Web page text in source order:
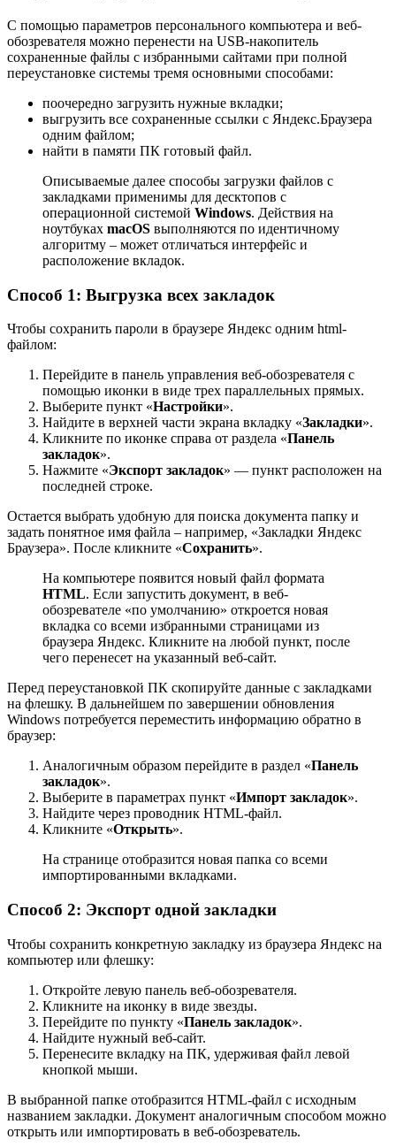
С помощью параметров персонального компьютера и веб-
обозревателя можно перенести на USB-накопитель
сохраненные файлы с избранными сайтами при полной
переустановке системы тремя основными способами:
поочередно загрузить нужные вкладки;
выгрузить все сохраненные ссылки с Яндекс.Браузера
одним файлом;
найти в памяти ПК готовый файл.
Описываемые далее способы загрузки файлов с
закладками применимы для десктопов с
операционной системой Windows. Действия на
ноутбуках macOS выполняются по идентичному
алгоритму – может отличаться интерфейс и
расположение вкладок.
Способ 1: Выгрузка всех закладок
Чтобы сохранить пароли в браузере Яндекс одним html-
файлом:
Перейдите в панель управления веб-обозревателя с
помощью иконки в виде трех параллельных прямых.
Выберите пункт «Настройки».
Найдите в верхней части экрана вкладку «Закладки».
Кликните по иконке справа от раздела «Панель
закладок».
Нажмите «Экспорт закладок» — пункт расположен на
последней строке.
Остается выбрать удобную для поиска документа папку и
задать понятное имя файла – например, «Закладки Яндекс
Браузера». После кликните «Сохранить».
На компьютере появится новый файл формата
HTML. Если запустить документ, в веб-
обозревателе «по умолчанию» откроется новая
вкладка со всеми избранными страницами из
браузера Яндекс. Кликните на любой пункт, после
чего перенесет на указанный веб-сайт.
Перед переустановкой ПК скопируйте данные с закладками
на флешку. В дальнейшем по завершении обновления
Windows потребуется переместить информацию обратно в
браузер:
Аналогичным образом перейдите в раздел «Панель
закладок».
Выберите в параметрах пункт «Импорт закладок».
Найдите через проводник HTML-файл.
Кликните «Открыть».
На странице отобразится новая папка со всеми
импортированными вкладками.
Способ 2: Экспорт одной закладки
Чтобы сохранить конкретную закладку из браузера Яндекс на
компьютер или флешку:
Откройте левую панель веб-обозревателя.
Кликните на иконку в виде звезды.
Перейдите по пункту «Панель закладок».
Найдите нужный веб-сайт.
Перенесите вкладку на ПК, удерживая файл левой
кнопкой мыши.
В выбранной папке отобразится HTML-файл с исходным
названием закладки. Документ аналогичным способом можно
открыть или импортировать в веб-обозреватель.